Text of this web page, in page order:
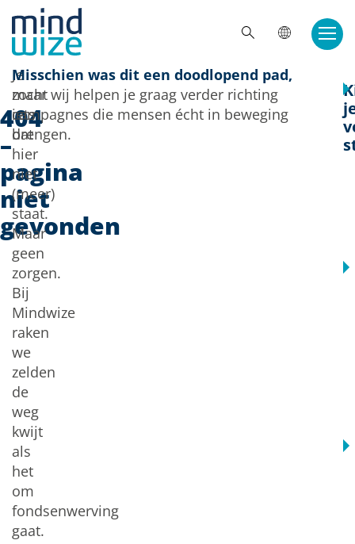
404
–
pagina
niet
gevonden
Je
zocht
iets
dat
hier
niet
(meer)
staat.
Maar
geen
zorgen.
Bij
Mindwize
raken
we
zelden
de
weg
kwijt
als
het
om
fondsenwerving
gaat.
Misschien was dit een doodlopend pad,
maar wij helpen je graag verder richting
campagnes die mensen écht in beweging
brengen.